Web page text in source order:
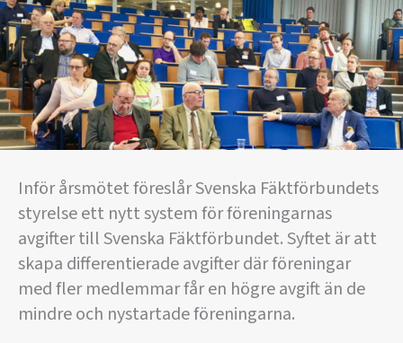
Inför årsmötet föreslår Svenska Fäktförbundets
styrelse ett nytt system för föreningarnas
avgifter till Svenska Fäktförbundet. Syftet är att
skapa differentierade avgifter där föreningar
med fler medlemmar får en högre avgift än de
mindre och nystartade föreningarna.